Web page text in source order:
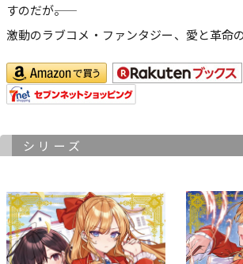
すのだが――。
激動のラブコメ・ファンタジー、愛と革命
シリーズ